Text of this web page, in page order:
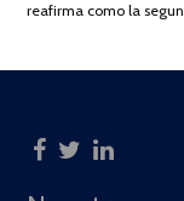
reafirma como la